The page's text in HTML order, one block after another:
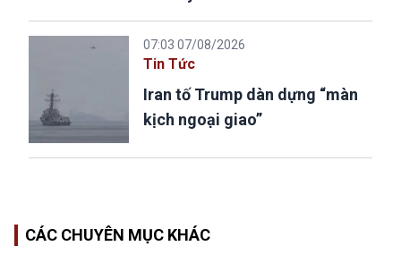
07:03 07/08/2026
Tin Tức
Iran tố Trump dàn dựng “màn
kịch ngoại giao”
CÁC CHUYÊN MỤC KHÁC